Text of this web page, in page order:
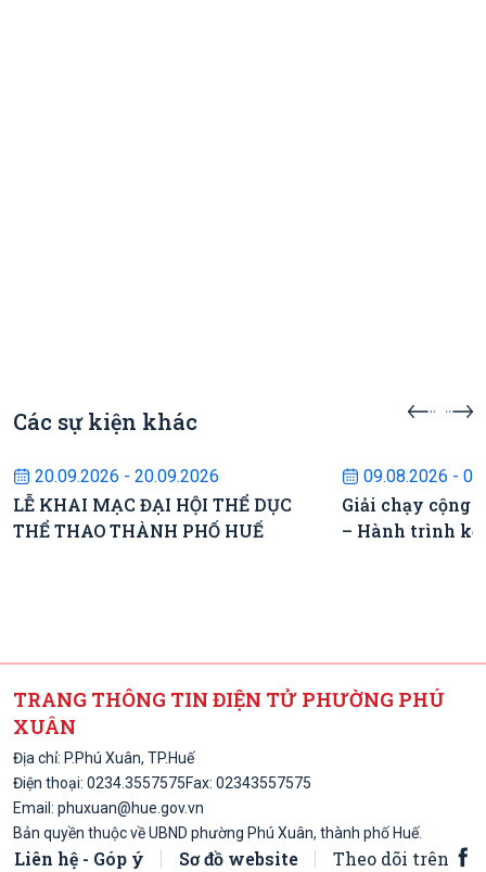
Các sự kiện khác
Sự kiện sắp diễn ra
20.09.2026 - 20.09.2026
LỄ KHAI MẠC ĐẠI HỘI THỂ DỤC
THỂ THAO THÀNH PHỐ HUẾ
09.08.2026 -
Giải chạy cộng
– Hành trình
TRANG THÔNG TIN ĐIỆN TỬ PHƯỜNG PHÚ
XUÂN
Địa chỉ: P.Phú Xuân, TP.Huế
Điện thoại: 0234.3557575Fax: 02343557575
Email: phuxuan@hue.gov.vn
Bản quyền thuộc về UBND phường Phú Xuân, thành phố Huế.
Liên hệ - Góp ý Sơ đồ website Theo dõi trên